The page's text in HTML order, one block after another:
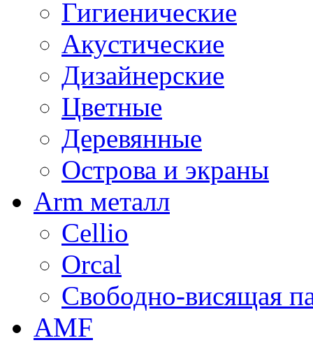
Гигиенические
Акустические
Дизайнерские
Цветные
Деревянные
Острова и экраны
Arm металл
Cellio
Orcal
Свободно-висящая
AMF